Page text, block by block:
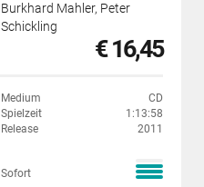
Burkhard Mahler, Peter
Schickling
€ 16,45
Medium
CD
Spielzeit
1:13:58
Release
2011
Sofort